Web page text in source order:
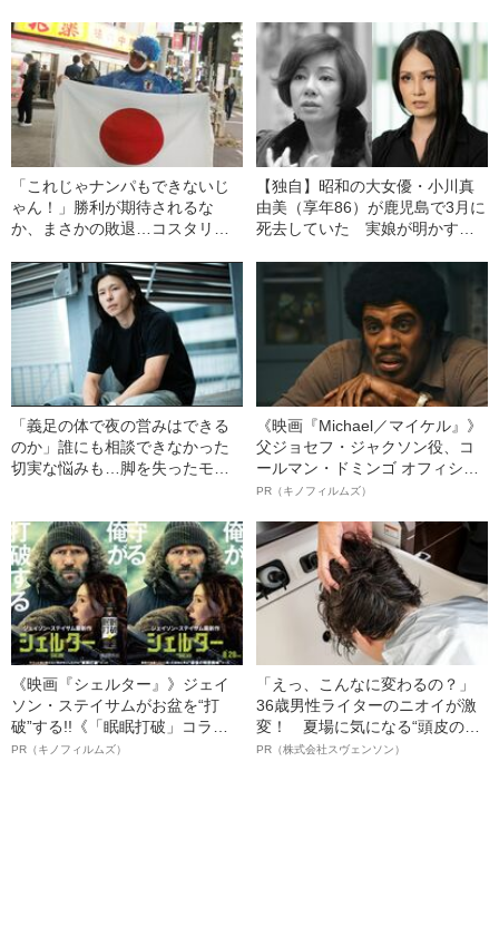
にこだわる本田圭佑の芯にあ
る“父の教え”とは
「これじゃナンパもできないじ
ゃん！」勝利が期待されるな
か、まさかの敗退…コスタリカ
【独自】昭和の大女優・小川真
由美（享年86）が鹿児島で3月に
死去していた 実娘が明かす
「義足の体で夜の営みはできる
のか」誰にも相談できなかった
切実な悩みも…脚を失ったモデ
《映画『Michael／マイケル』》
父ジョセフ・ジャクソン役、コ
ールマン・ドミンゴ オフィシャ
ルインタビュー“観客を魅了した
語る”《日本興収70億円突破》
PR（キノフィルムズ）
《映画『シェルター』》ジェイ
ソン・ステイサムがお盆を“打
破”する!!《「眠眠打破」コラ
ボ》
PR（キノフィルムズ）
「えっ、こんなに変わるの？」
36歳男性ライターのニオイが激
変！ 夏場に気になる“頭皮のニ
オイ”や“ベタつき”を解消す
PR（株式会社スヴェンソン）